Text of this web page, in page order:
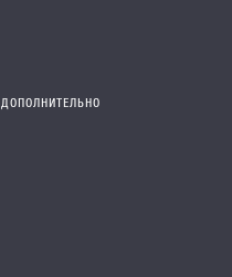
ДОПОЛНИТЕЛЬНО